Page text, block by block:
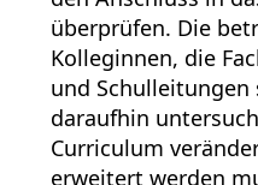
überprüfen. Die
Kolleginnen, die
und
daraufhin
Curriculum
erweitert werden